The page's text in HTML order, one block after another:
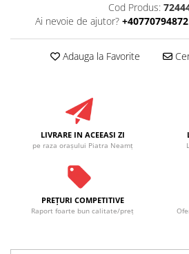
Cod Produs:
Ai nevoie de ajutor? +40770794872
Adauga la Favorite
LIVRARE IN ACEEASI ZI
pe raza oraşului Piatra Neamţ
PREŢURI COMPETITIVE
Raport foarte bun calitate/preţ